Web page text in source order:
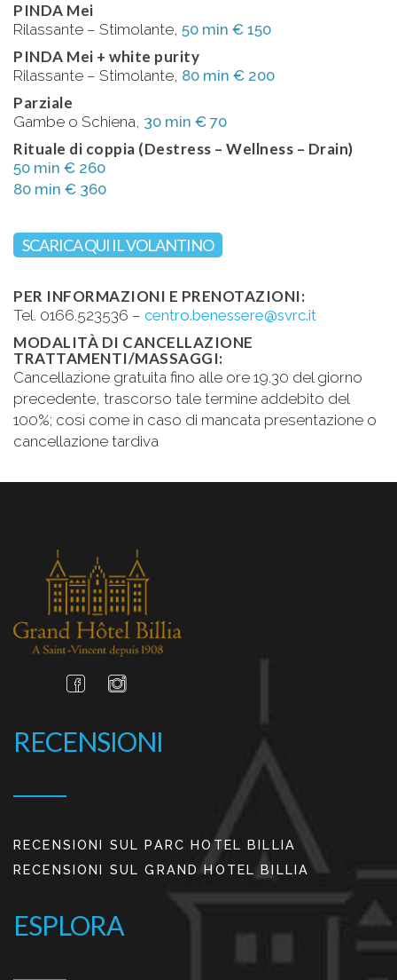
PINDA Mei
Rilassante – Stimolante, 50 min € 150
PINDA Mei + white purity
Rilassante – Stimolante, 80 min € 200
Parziale
Gambe o Schiena, 30 min € 70
Rituale di coppia (Destress – Wellness – Drain)
50 min € 260
80 min € 360
SCARICA QUI IL VOLANTINO
PER INFORMAZIONI E PRENOTAZIONI:
Tel. 0166.523536 – centro.benessere@svrc.it
MODALITÀ DI CANCELLAZIONE
TRATTAMENTI/MASSAGGI:
Cancellazione gratuita fino alle ore 19.30 del giorno
precedente, trascorso tale termine addebito del
100%; così come in caso di mancata presentazione o
cancellazione tardiva
RECENSIONI
RECENSIONI SUL PARC HOTEL BILLIA
RECENSIONI SUL GRAND HOTEL BILLIA
ESPLORA